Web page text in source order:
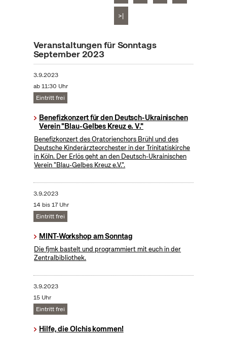
>|
Veranstaltungen für Sonntags
September 2023
3.9.2023
ab 11:30 Uhr
Eintritt frei
Benefizkonzert für den Deutsch-Ukrainischen
Verein "Blau-Gelbes Kreuz e. V."
Benefizkonzert des Oratorienchors Brühl und des
Deutsche Kinderärzteorchester in der Trinitatiskirche
in Köln. Der Erlös geht an den Deutsch-Ukrainischen
Verein "Blau-Gelbes Kreuz e.V.".
3.9.2023
14 bis 17 Uhr
Eintritt frei
MINT-Workshop am Sonntag
Die fjmk bastelt und programmiert mit euch in der
Zentralbibliothek.
3.9.2023
15 Uhr
Eintritt frei
Hilfe, die Olchis kommen!